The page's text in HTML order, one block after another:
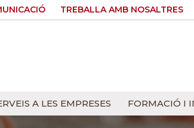
TREBALLA AMB NOSALTRES
A LES EMPRESES FORMACIÓ I